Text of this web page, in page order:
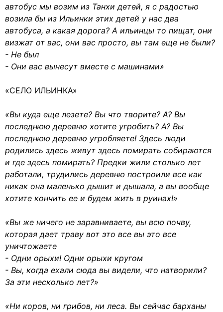
автобус мы возим из Танхи детей, я с радостью
возила бы из Ильинки этих детей у нас два
автобуса, а какая дорога? А ильинцы то пищат, они
визжат от вас, они вас просто, вы там еще не были?
- Не был
- Они вас вынесут вместе с машинами»
«СЕЛО ИЛЬИНКА»
«Вы куда еще лезете? Вы что творите? А? Вы
последнюю деревню хотите угробить? А? Вы
последнюю деревню угробляете! Здесь люди
родились здесь живут здесь помирать собираются
и где здесь помирать? Предки жили столько лет
работали, трудились деревню построили все как
никак она маленько дышит и дышала, а вы вообще
хотите кончить ее и будем жить в руинах!»
«Вы же ничего не заравниваете, вы всю почву,
которая дает траву вот это все вы это все
уничтожаете
- Одни орыхи! Одни орыхи кругом
- Вы, когда ехали сюда вы видели, что натворили?
За эти несколько лет?»
«Ни коров, ни грибов, ни леса. Вы сейчас барханы